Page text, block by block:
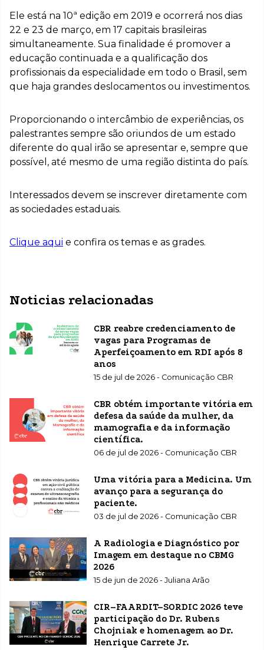
Ele está na 10ª edição em 2019 e ocorrerá nos dias
22 e 23 de março, em 17 capitais brasileiras
simultaneamente. Sua finalidade é promover a
educação continuada e a qualificação dos
profissionais da especialidade em todo o Brasil, sem
que haja grandes deslocamentos ou investimentos.
Proporcionando o intercâmbio de experiências, os
palestrantes sempre são oriundos de um estado
diferente do qual irão se apresentar e, sempre que
possível, até mesmo de uma região distinta do país.
Interessados devem se inscrever diretamente com
as sociedades estaduais.
Clique aqui e confira os temas e as grades.
Noticias relacionadas
CBR reabre credenciamento de
vagas para Programas de
Aperfeiçoamento em RDI após 8
anos
15 de jul de 2026 - Comunicação CBR
CBR obtém importante vitória em
defesa da saúde da mulher, da
mamografia e da informação
científica.
06 de jul de 2026 - Comunicação CBR
Uma vitória para a Medicina. Um
avanço para a segurança do
paciente.
03 de jul de 2026 - Comunicação CBR
A Radiologia e Diagnóstico por
Imagem em destaque no CBMG
2026
15 de jun de 2026 - Juliana Arão
CIR–FAARDIT–SORDIC 2026 teve
participação do Dr. Rubens
Chojniak e homenagem ao Dr.
Henrique Carrete Jr.